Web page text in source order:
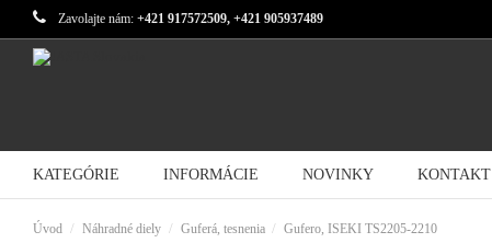
Zavolajte nám: +421 917572509, +421 905937489
KATEGÓRIE INFORMÁCIE NOVINKY KONTAKT
Úvod Náhradné diely Guferá, tesnenia Gufero, ISEKI TS2205-2210